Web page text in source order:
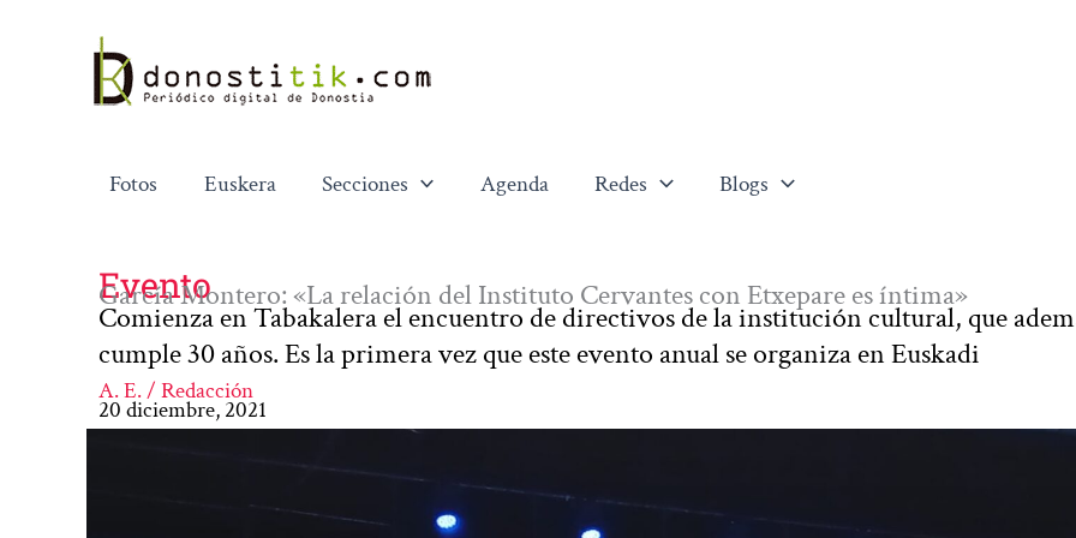
contenido
Fotos Euskera Secciones Agenda Redes Blogs
Evento
García Montero: «La relación del Instituto Cervantes con Etxepare es íntima»
Comienza en Tabakalera el encuentro de directivos de la institución cultural, que
cumple 30 años. Es la primera vez que este evento anual se organiza en Euskadi
A. E. / Redacción
20 diciembre, 2021